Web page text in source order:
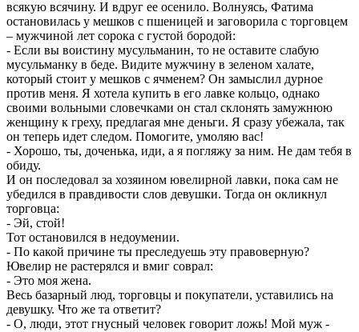
всякую всячину. И вдруг ее осенило. Волнуясь, Фатима
остановилась у мешков с пшеницей и заговорила с торговцем
– мужчиной лет сорока с густой бородой:
- Если вы воистину мусульманин, то не оставите слабую
мусульманку в беде. Видите мужчину в зеленом халате,
который стоит у мешков с ячменем? Он замыслил дурное
против меня. Я хотела купить в его лавке кольцо, однако
своими вольными словечками он стал склонять замужнюю
женщину к греху, предлагая мне деньги. Я сразу убежала, так
он теперь идет следом. Помогите, умоляю вас!
- Хорошо, ты, доченька, иди, а я погляжу за ним. Не дам тебя в
обиду.
И он последовал за хозяином ювелирной лавки, пока сам не
убедился в правдивости слов девушки. Тогда он окликнул
торговца:
- Эй, стой!
Тот остановился в недоумении.
- По какой причине ты преследуешь эту правоверную?
Ювелир не растерялся и вмиг соврал:
- Это моя жена.
Весь базарный люд, торговцы и покупатели, уставились на
девушку. Что же та ответит?
- О, люди, этот гнусный человек говорит ложь! Мой муж -